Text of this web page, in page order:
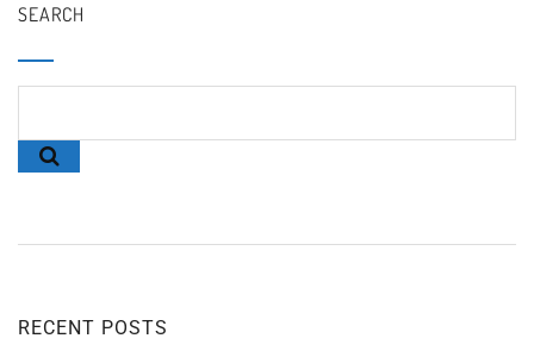
SEARCH
RECENT POSTS